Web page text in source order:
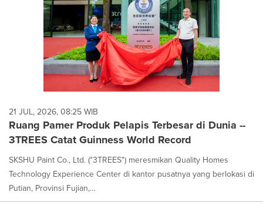
21 JUL, 2026, 08:25 WIB
Ruang Pamer Produk Pelapis Terbesar di Dunia --
3TREES Catat Guinness World Record
SKSHU Paint Co., Ltd. ("3TREES") meresmikan Quality Homes
Technology Experience Center di kantor pusatnya yang berlokasi di
Putian, Provinsi Fujian,...